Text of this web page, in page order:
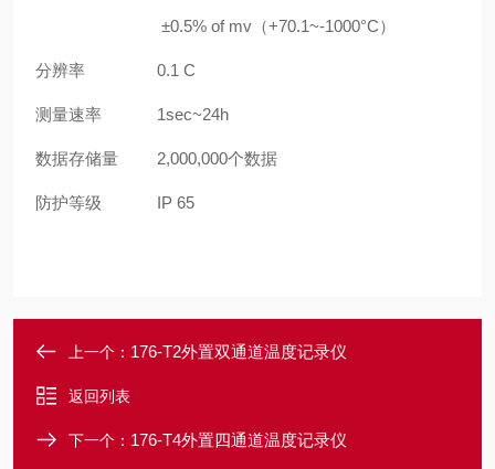
±0.5% of mv（+70.1~-1000°C）
分辨率 0.1 C
测量速率 1sec~24h
数据存储量 2,000,000个数据
防护等级 IP 65
上一个： 176-T2外置双通道温度记录仪
返回列表
下一个： 176-T4外置四通道温度记录仪